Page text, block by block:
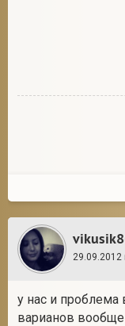
29.09.2012
у нас и проблема
варианов вообще